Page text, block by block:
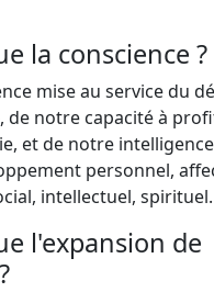
la conscience ?
mise au service du
de notre capacité à
et de notre
personnel,
intellectuel, spirituel.
l'expansion de